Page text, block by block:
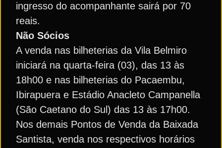
ingresso do acompanhante sairá por 70
reais.
Não Sócios
A venda nas bilheterias da Vila Belmiro
iniciará na quarta-feira (03), das 13 às
18h00 e nas bilheterias do Pacaembu,
Ibirapuera e Estádio Anacleto Campanella
(São Caetano do Sul) das 13 às 17h00.
Nos demais Pontos de Venda da Baixada
Santista, venda nos respectivos horários